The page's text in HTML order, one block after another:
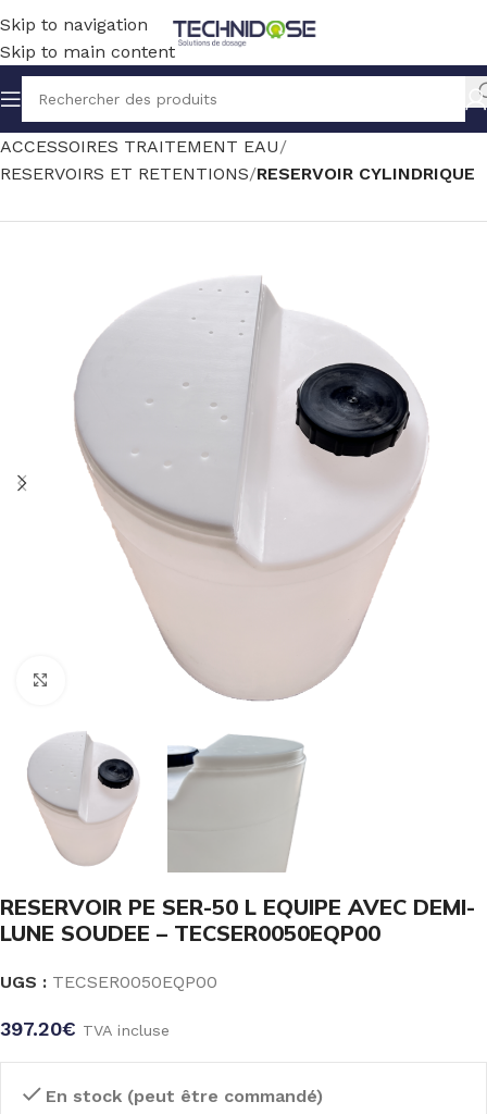
Skip to navigation
Skip to main content
Accueil TRAITEMENT EAU
ACCESSOIRES TRAITEMENT EAU
RESERVOIRS ET RETENTIONS RESERVOIR CYLINDRIQUE
Click to enlarge
RESERVOIR PE SER-50 L EQUIPE AVEC DEMI-
LUNE SOUDEE – TECSER0050EQP00
UGS : TECSER0050EQP00
397.20€ TVA incluse
En stock (peut être commandé)